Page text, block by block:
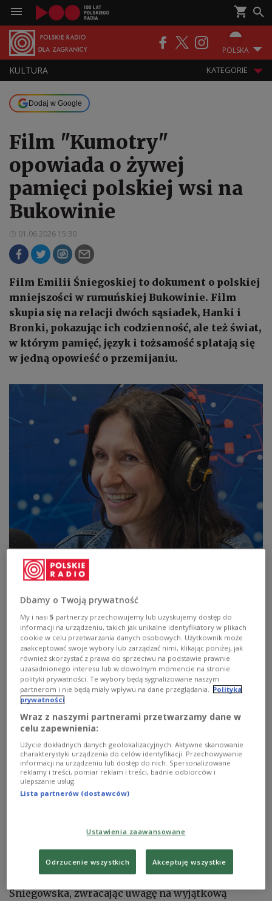
POLSKA
KULTURA KATEGORIE
Dodaj w Google
Film "Kumotry"
opowiada o żywej
pamięci polskiej wsi na
Bukowinie
01.06.2026 15:30
Film Emilii Śniegoskiej to dokument o polskiej
mniejszości w rumuńskiej Bukowinie. Film
skupia się na relacji dwóch sąsiadek, Hanki i
Bronki, pokazując ich codzienność, ale też świat,
w którym pamięć, język i tożsamość splatają się
w jedną opowieść o przemijaniu.
Reżyserka filmu "Kumotry" Emilia Śniegoska
Dokument przenosi widza do niewielkiej wsi
Plesza w rumuńskiej Bukowinie. To tam żyje
polska mniejszość, a codzienność dwóch
zaprzyjaźnionych sąsiadek – Hanki i Bronki –
staje się osią opowieści o pamięci, relacjach i
czasie, który powoli, niemal niezauważalnie,
przekształca otaczającą je rzeczywistość. Film nie
opowiada jedynie o jednostkowych losach, ale
buduje szerszy obraz świata, w którym historia i
codzienność przenikają się na każdym poziomie.
Bukowina, jak podkreśla reżyserka Emilia
Śniegowska, jest miejscem szczególnym, w którym
przez pokolenia nakładały się na siebie różne
kultury, języki i tradycje. Ta wielowarstwowość
kategoriach – to przestrzeń, w której przeszłość
nie została zamknięta, lecz nadal funkcjonuje w
życiu mieszkańców. „Bukowina, można
powiedzieć, jest taką puszką kulturową” – mówi
Śniegowska, zwracając uwagę na wyjątkową
Dbamy o Twoją prywatność
My i nasi5 partnerzy przechowujemy lub uzyskujemy dostęp do
informacji na urządzeniu, takich jak unikalne identyfikatory w plikach
cookie w celu przetwarzania danych osobowych. Użytkownik może
zaakceptować swoje wybory lub zarządzać nimi, klikając poniżej, jak
również skorzystać z prawa do sprzeciwu na podstawie prawnie
uzasadnionego interesu lub w dowolnym momencie na stronie
polityki prywatności. Te wybory będą sygnalizowane naszym
partnerom i nie będą miały wpływu na dane przeglądania.
Polityka
prywatności
Wraz z naszymi partnerami przetwarzamy dane w
celu zapewnienia:
Użycie dokładnych danych geolokalizacyjnych. Aktywne skanowanie
charakterystyki urządzenia do celów identyfikacji. Przechowywanie
informacji na urządzeniu lub dostęp do nich. Spersonalizowane
reklamy i treści, pomiar reklam i treści, badnie odbiorców i
ulepszanie usług.
Lista partnerów (dostawców)
Ustawienia zaawansowane
Odrzucenie wszystkich Akceptuję wszystkie